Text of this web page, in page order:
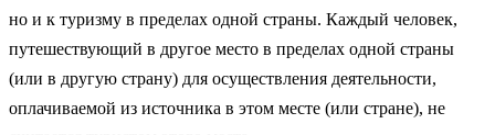
но и к туризму в пределах одной страны. Каждый человек,
путешествующий в другое место в пределах одной страны
(или в другую страну) для осуществления деятельности,
оплачиваемой из источника в этом месте (или стране), не